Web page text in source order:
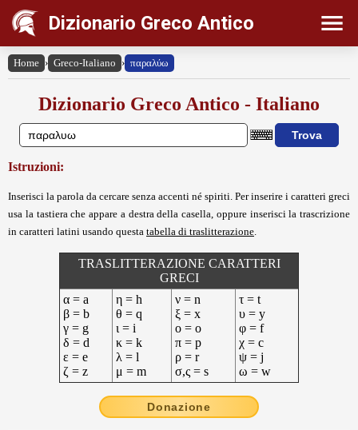
Dizionario Greco Antico
Home › Greco-Italiano › παραλύω
Dizionario Greco Antico - Italiano
Istruzioni:
Inserisci la parola da cercare senza accenti né spiriti. Per inserire i caratteri greci
usa la tastiera che appare a destra della casella, oppure inserisci la trascrizione
in caratteri latini usando questa tabella di traslitterazione
TRASLITTERAZIONE CARATTERI
GRECI
α = a
β = b
γ = g
δ = d
ε = e
ζ = z
η = h
θ = q
ι = i
κ = k
λ = l
μ = m
ν = n
ξ = x
ο = o
π = p
ρ = r
σ,ς = s
τ = t
υ = y
φ = f
χ = c
ψ = j
ω = w
Donazione